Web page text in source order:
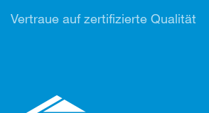
Vertraue auf zertifizierte Qualität